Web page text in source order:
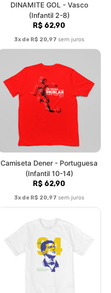
DINAMITE GOL - Vasco
(Infantil 2-8)
R$ 62,90
3x de R$ 20,97 sem juros
Camiseta Dener - Portuguesa
(Infantil 10-14)
R$ 62,90
3x de R$ 20,97 sem juros